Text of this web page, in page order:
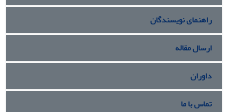
راهنمای نویسندگان
ارسال مقاله
داوران
تماس با ما